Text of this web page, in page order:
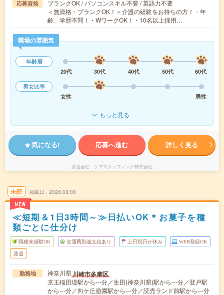
応募資格
ブランクOK / パソコンスキル不要 / 英語力不要
＜無資格・ブランクOK！＞介護の経験をお持ちの方！・年
齢、学歴不問！・WワークOK！・10名以上採用…
職場の雰囲気
年齢層
20代
30代 40代 50代
60代
男女比率
女性
男性
もっと見る
気になる! 応募へ進む 詳しく見る
派遣会社 ケアスタッフィング株式会社
未読
NEW
掲載日 2026/08/08
≪短期＆1日3時間～≫日払いOK＊お菓子を種
類ごとに仕分け
職種未経験OK 交通費別途支給あり 土日祝日が休み WEB登録OK
派遣
勤務地 神奈川県川崎市多摩区
京王稲田堤駅から---分／生田(神奈川県)駅から---分／登戸駅
から---分／向ケ丘遊園駅から---分／読売ランド前駅から---分